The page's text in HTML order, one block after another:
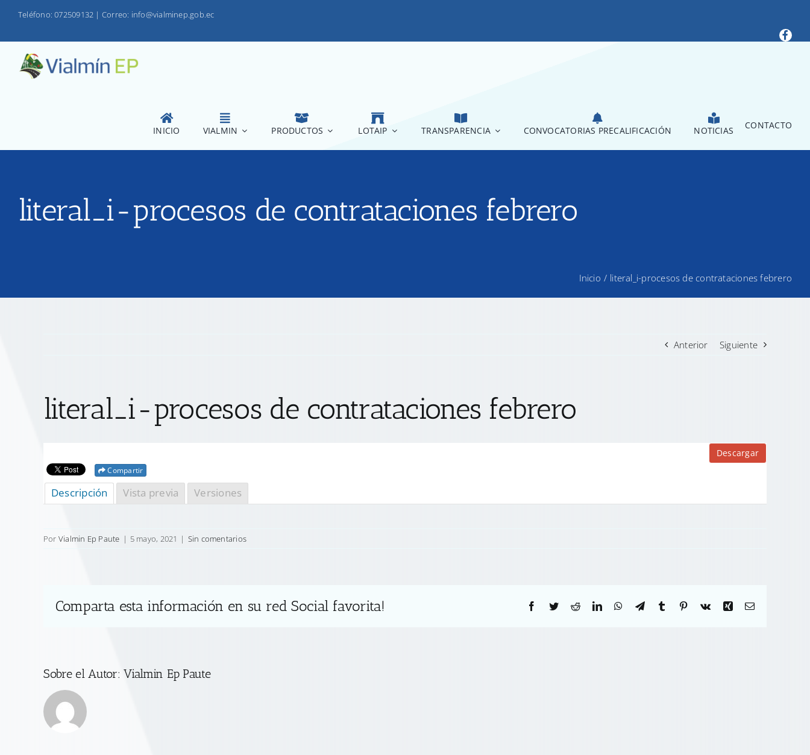
Teléfono: 072509132 | Correo: info@vialminep.gob.ec
INICIO VIALMIN PRODUCTOS LOTAIP TRANSPARENCIA CONVOCATORIAS PRECALIFICACIÓN NOTICIAS CONTACTO
literal_i-procesos de contrataciones febrero
Inicio / literal_i-procesos de contrataciones febrero
Anterior Siguiente
literal_i-procesos de contrataciones febrero
Descargar
Compartir
Descripción Vista previa Versiones
Por Vialmin Ep Paute | 5 mayo, 2021 | Sin comentarios
Comparta esta información en su red Social favorita! Facebook
TwitterRedditLinkedInWhatsApp
TelegramTumblr Pinterest
Vk Xing Correo
Sobre el Autor:Vialmin Ep Paute